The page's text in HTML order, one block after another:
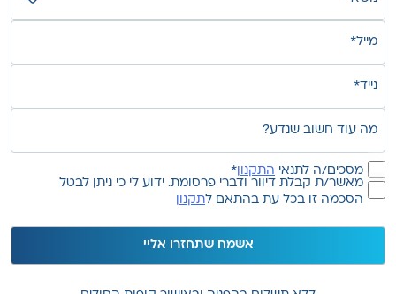
חשוב
שנדע?
הסכמה
לתקנון
(חובה)
מסכים/ה לתנאי התקנון *
הסכמה
לקבלת
דיווור
פרסומת
מאשר/ת קבלת דיוור ודברי פרסומת. ידוע לי כי ניתן לבטל
הסכמה זו בכל עת בהתאם לתקנון